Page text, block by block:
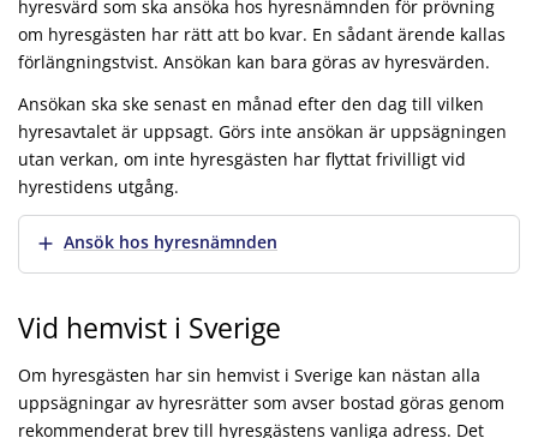
hyresvärd som ska ansöka hos hyresnämnden för prövning
om hyresgästen har rätt att bo kvar. En sådant ärende kallas
förlängningstvist. Ansökan kan bara göras av hyresvärden.
Ansökan ska ske senast en månad efter den dag till vilken
hyresavtalet är uppsagt. Görs inte ansökan är uppsägningen
utan verkan, om inte hyresgästen har flyttat frivilligt vid
hyrestidens utgång.
Visa merAnsök hos hyresnämnden
Vid hemvist i Sverige
Om hyresgästen har sin hemvist i Sverige kan nästan alla
uppsägningar av hyresrätter som avser bostad göras genom
rekommenderat brev till hyresgästens vanliga adress. Det